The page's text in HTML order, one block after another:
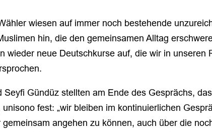
wiesen auf immer noch bestehende
hin, die den gemeinsamen Alltag
wieder neue Deutschkurse auf, die wir in unseren
Seyfi Gündüz stellten am Ende des Gesprächs,
fest: „wir bleiben im kontinuierlichen
angehen zu können, auch über die